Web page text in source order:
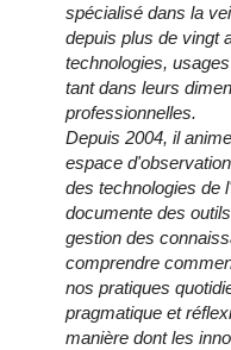
spécialisé dans la
depuis plus de vingt
technologies,
tant dans leurs
professionnelles.
Depuis 2004, il
espace
des technologies de
documente des
gestion des
comprendre
nos pratiques
pragmatique et
manière dont les